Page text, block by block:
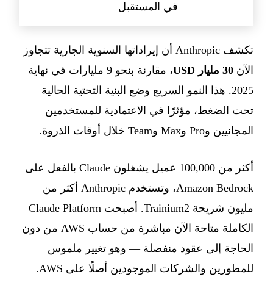
في المستقبل
تكشف Anthropic أن إيراداتها السنوية الجارية تتجاوز
الآن 30 مليار USD
، مقارنة بنحو 9 مليارات في نهاية
2025. هذا النمو السريع وضع البنية التحتية الحالية
تحت الضغط، مؤثرًا في الاعتمادية للمستخدمين
المجانيين وPro وMax وTeam خلال أوقات الذروة.
أكثر من 100,000 عميل يشغلون Claude بالفعل على
Amazon Bedrock، وتستخدم Anthropic أكثر من
مليون شريحة Trainium2. أصبحت Claude Platform
الكاملة متاحة الآن مباشرة من حساب AWS من دون
الحاجة إلى عقود منفصلة — وهو تغيير ملموس
للمطورين والشركات الموجودين أصلًا على AWS.